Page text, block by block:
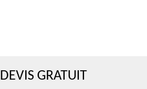
DEVIS GRATUIT